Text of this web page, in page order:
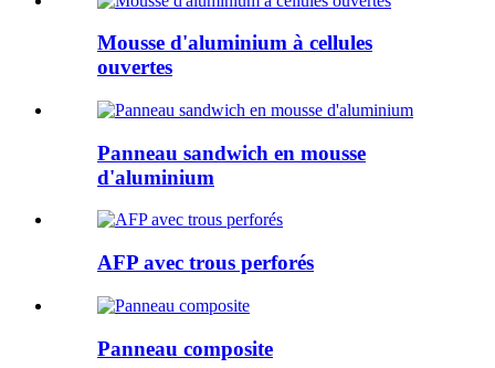
Mousse d'aluminium à cellules
ouvertes
Panneau sandwich en mousse
d'aluminium
AFP avec trous perforés
Panneau composite